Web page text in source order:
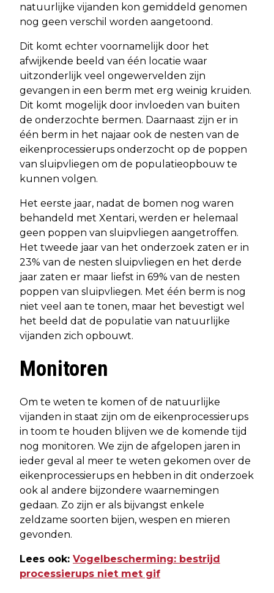
natuurlijke vijanden kon gemiddeld genomen
nog geen verschil worden aangetoond.
Dit komt echter voornamelijk door het
afwijkende beeld van één locatie waar
uitzonderlijk veel ongewervelden zijn
gevangen in een berm met erg weinig kruiden.
Dit komt mogelijk door invloeden van buiten
de onderzochte bermen. Daarnaast zijn er in
één berm in het najaar ook de nesten van de
eikenprocessierups onderzocht op de poppen
van sluipvliegen om de populatieopbouw te
kunnen volgen.
Het eerste jaar, nadat de bomen nog waren
behandeld met Xentari, werden er helemaal
geen poppen van sluipvliegen aangetroffen.
Het tweede jaar van het onderzoek zaten er in
23% van de nesten sluipvliegen en het derde
jaar zaten er maar liefst in 69% van de nesten
poppen van sluipvliegen. Met één berm is nog
niet veel aan te tonen, maar het bevestigt wel
het beeld dat de populatie van natuurlijke
vijanden zich opbouwt.
Monitoren
Om te weten te komen of de natuurlijke
vijanden in staat zijn om de eikenprocessierups
in toom te houden blijven we de komende tijd
nog monitoren. We zijn de afgelopen jaren in
ieder geval al meer te weten gekomen over de
eikenprocessierups en hebben in dit onderzoek
ook al andere bijzondere waarnemingen
gedaan. Zo zijn er als bijvangst enkele
zeldzame soorten bijen, wespen en mieren
gevonden.
Lees ook: Vogelbescherming: bestrijd
processierups niet met gif